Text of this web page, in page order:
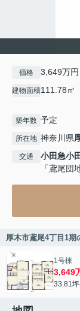
価格 3,649万円
建物面積111.78㎡
築年数 予定
所在地 神奈川県
交通 小田急小
「鳶尾団
厚木市鳶尾4丁目1期
1号棟
3,649
33.81